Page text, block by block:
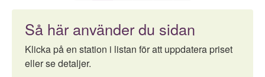
Så här använder du sidan
Klicka på en station i listan för att uppdatera priset
eller se detaljer.